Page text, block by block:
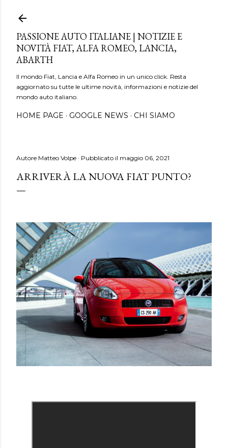
PASSIONE AUTO ITALIANE | NOTIZIE E
NOVITÀ FIAT, ALFA ROMEO, LANCIA,
ABARTH
Il mondo Fiat, Lancia e Alfa Romeo in un unico click. Resta
aggiornato su tutte le ultime novità, informazioni e notizie del
mondo auto italiano.
HOME PAGE GOOGLE NEWS CHI SIAMO
Autore Matteo Volpe Pubblicato il maggio 06, 2021
ARRIVERÀ LA NUOVA FIAT PUNTO?